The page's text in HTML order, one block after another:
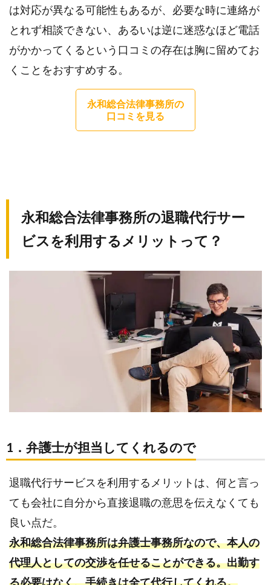
は対応が異なる可能性もあるが、必要な時に連絡が
とれず相談できない、あるいは逆に迷惑なほど電話
がかかってくるという口コミの存在は胸に留めてお
くことをおすすめする。
永和総合法律事務所の
口コミを見る
永和総合法律事務所の退職代行サー
ビスを利用するメリットって？
1．弁護士が担当してくれるので
退職代行サービスを利用するメリットは、何と言っ
ても会社に自分から直接退職の意思を伝えなくても
良い点だ。
永和総合法律事務所は弁護士事務所なので、本人の
代理人としての交渉を任せることができる。出勤す
る必要はなく、手続きは全て代行してくれる。